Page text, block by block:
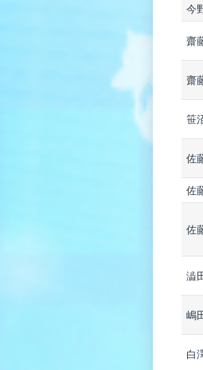
今
齋
齋
笹
佐
佐
佐
澁
嶋
白